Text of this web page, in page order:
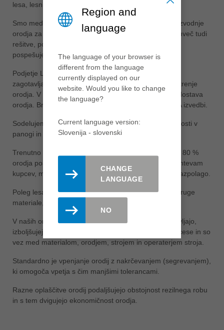
lesa, lesnih tvoriv, umetnih mas in barvnih kovin.
Smo med vodilnimi v svetu po kvaliteti in obsegu proizvodnje
orodja za obdelavo lesa. Ne prodajamo le orodja, temveč tudi
rešitve, poenostavljamo in optimiramo proizvodnjo,
pospešujemo obdelavo in jo pocenimo.
Podjetje Leitz ima preko 180 brusilnic širom sveta, ki
zagotavljajo uporabnikom kvalitetno vzdrževanje - ostrenje
orodja. V vseh brusilnicah je organiziran prevzem in dostava
orodja. Brusimo različne vrste orodja v HS, HW in DIA izvedbi.
Sodelujemo tudi s proizvajalci strojev pri uvajanju novosti v
panogi in jim zagotavljamo prvo vgradnjo orodja.
Trenutno izdelujemo 20 % standardnega orodja in pa 80 %
orodja posebne izvedbe, s katerim se prilagodimo zahtevam
kupcev, materiala, ki ga obdelujejo in stroju, ki je na razpolago.
Poleg lesa obdelujemo, zadnjih nekaj deset let, tudi druge
materiale, ki so prisotni v mizarstvu.
V naših orodjih so ponekod vgrajeni čipi, ki poenostavljajo,
izboljšujejo in kvalitetno nadzorujejo obdelovalne procese in so
vez med materialom, orodjem, strojem in operaterjem stroja.
Standardno je vpenjanje orodij z nakrčevanjem (segrevanjem),
ki omogoča vpetja s čim manjšimi tolerancami.
Razne oplaščitve orodij podaljšujejo obstojnost rezilnega robu
in s tem dvigujejo ekonomičnost orodja.
Region and
language
The language of your browser is
different from the language
currently displayed on our
website. Would you like to change
the language?
Current language version:
Slovenija - slovenski
CHANGE
LANGUAGE
NO